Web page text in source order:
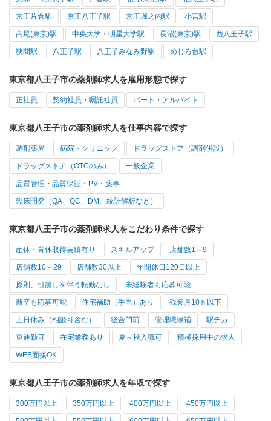
京王片倉駅 京王八王子駅 京王堀之内駅 小宮駅
高尾(東京)駅 中央大学・明星大学駅 長沼(東京)駅 西八王子駅
狭間駅 八王子駅 八王子みなみ野駅 めじろ台駅
東京都八王子市の薬剤師求人を雇用形態で探す
正社員 契約社員・嘱託社員 パート・アルバイト
東京都八王子市の薬剤師求人を仕事内容で探す
調剤薬局 病院・クリニック ドラッグストア（調剤併設）
ドラッグストア（OTCのみ） 一般企業
品質管理・品質保証・PV・薬事
臨床開発（QA、QC、DM、統計解析など）
東京都八王子市の薬剤師求人をこだわり条件で探す
産休・育休取得実績有り スキルアップ 店舗数1～9
店舗数10～29 店舗数30以上 年間休日120日以上
原則、引越しを伴う転勤なし 未経験者も応募可能
新卒も応募可能 住宅補助（手当）あり 残業月10ｈ以下
土日休み（相談可含む） 総合門前 管理職候補 駅チカ
車通勤可 在宅業務あり 夏～秋入職可 積極採用中の求人
WEB面接OK
東京都八王子市の薬剤師求人を年収で探す
300万円以上 350万円以上 400万円以上 450万円以上